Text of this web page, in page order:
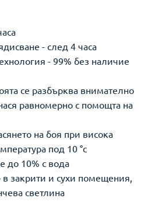
- след 4 часа
- 99% без наличие
се разбърква внимателно
равномерно с помощта на
на боя при висока
под 10 °c
до 10% с вода
в закрити и сухи помещения,
светлина